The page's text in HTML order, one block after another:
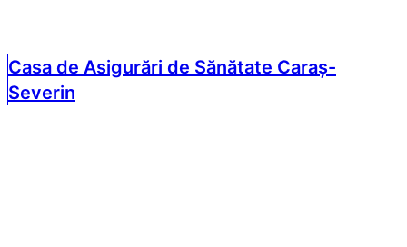
Casa de Asigurări de Sănătate Caraș-
Severin